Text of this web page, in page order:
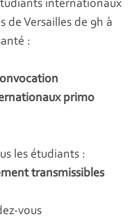
internationaux
de Versailles de 9h à
:
primo
les étudiants :
transmissibles
vous